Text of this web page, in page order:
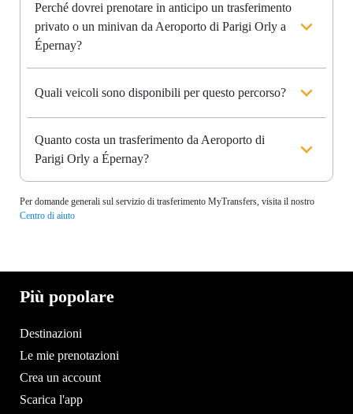
Perché dovrei prenotare in anticipo un trasferimento
privato o un minivan da Aeroporto di Parigi Orly a
Épernay?
Quali veicoli sono disponibili per questo percorso?
Quanto costa un trasferimento da Aeroporto di
Parigi Orly a Épernay?
Per domande generali sul servizio di trasferimento MyTransfers, visita il nostro
Centro di aiuto
Più popolare
Destinazioni
Le mie prenotazioni
Crea un account
Scarica l'app